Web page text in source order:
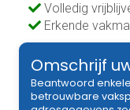
Volledig
Erkende
Omschrijf
Beantwoord
betrouwbare